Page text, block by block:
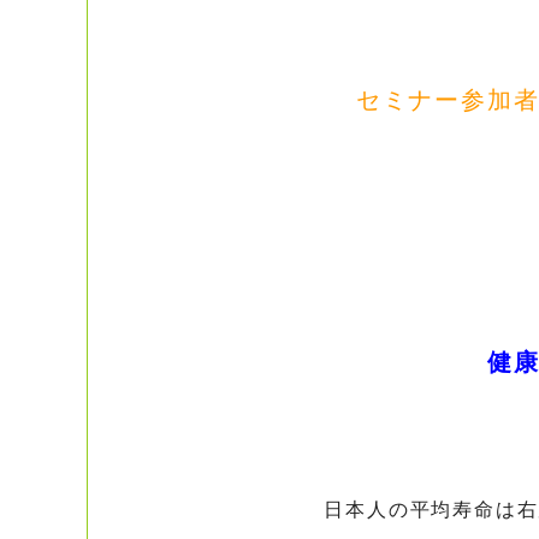
セミナー参加
健
日本人の平均寿命は